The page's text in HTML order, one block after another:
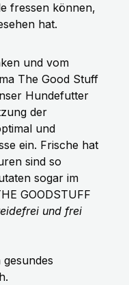
fressen können,
hat.
und vom
The Good Stuff
Hundefutter
der
und
ein. Frische hat
sind so
sogar im
GOODSTUFF
und frei
gesundes